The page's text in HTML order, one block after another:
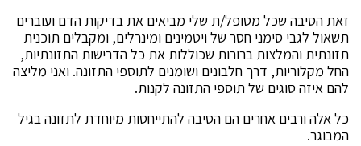
זאת הסיבה שכל מטופל/ת שלי מביאים את בדיקות הדם ועוברים
תשאול לגבי סימני חסר של ויטמינים ומינרלים, ומקבלים תוכנית
תזונתית והמלצות ברורות שכוללות את כל הדרישות התזונתיות,
החל מקלוריות, דרך חלבונים ושומנים לתוספי התזונה. ואני מליצה
להם איזה סוגים של תוספי התזונה לקנות.
כל אלה ורבים אחרים הם הסיבה להתייחסות מיוחדת לתזונה בגיל
המבוגר.